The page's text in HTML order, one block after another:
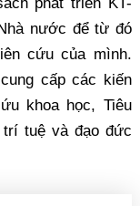
nước để từ đó
cứu của mình.
cấp các kiến
khoa học, Tiêu
tuệ và đạo đức